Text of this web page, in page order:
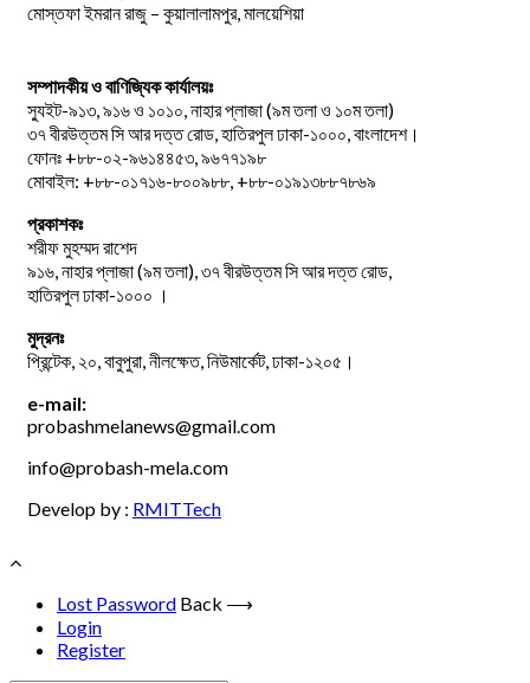
মোস্তফা ইমরান রাজু – কুয়ালালামপুর, মালয়েশিয়া
সম্পাদকীয় ও বাণিজ্যিক কার্যালয়ঃ
স্যুইট-৯১৩, ৯১৬ ও ১০১০, নাহার প্লাজা (৯ম তলা ও ১০ম তলা)
৩৭ বীরউত্তম সি আর দত্ত রোড, হাতিরপুল ঢাকা-১০০০, বাংলাদেশ।
ফোনঃ +৮৮-০২-৯৬১৪৪৫৩, ৯৬৭৭১৯৮
মোবাইল: +৮৮-০১৭১৬-৮০০৯৮৮, +৮৮-০১৯১৩৮৮৭৮৬৯
প্রকাশকঃ
শরীফ মুহম্মদ রাশেদ
৯১৬, নাহার প্লাজা (৯ম তলা), ৩৭ বীরউত্তম সি আর দত্ত রোড,
হাতিরপুল ঢাকা-১০০০ ।
মুদ্রনঃ
প্রিন্টেক, ২০, বাবুপুরা, নীলক্ষেত, নিউমার্কেট, ঢাকা-১২০৫।
e-mail:
probashmelanews@gmail.com
info@probash-mela.com
Develop by : RMITTech
Lost Password Back ⟶
Login
Register